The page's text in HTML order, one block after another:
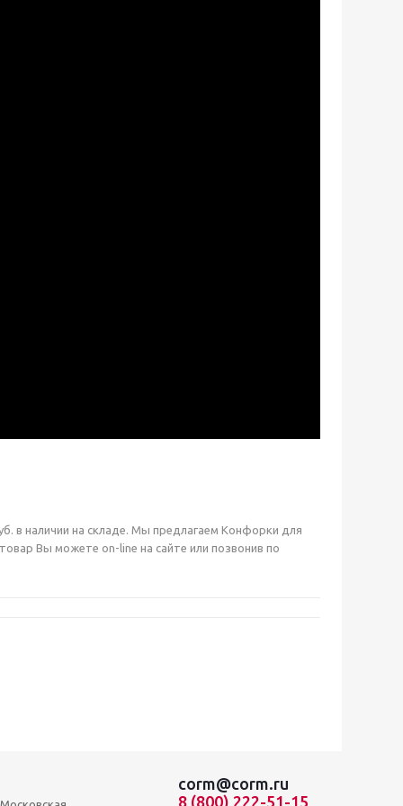
в наличии на складе. Мы предлагаем Конфорки для
Вы можете on-line на сайте или позвонив по
corm@corm.ru
8 (800) 222-51-15